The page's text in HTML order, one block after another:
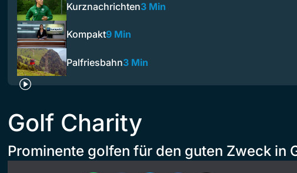
Kurznachrichten3 Min
Kompakt9 Min
Palfriesbahn3 Min
Golf Charity
Prominente golfen für den guten Zweck in